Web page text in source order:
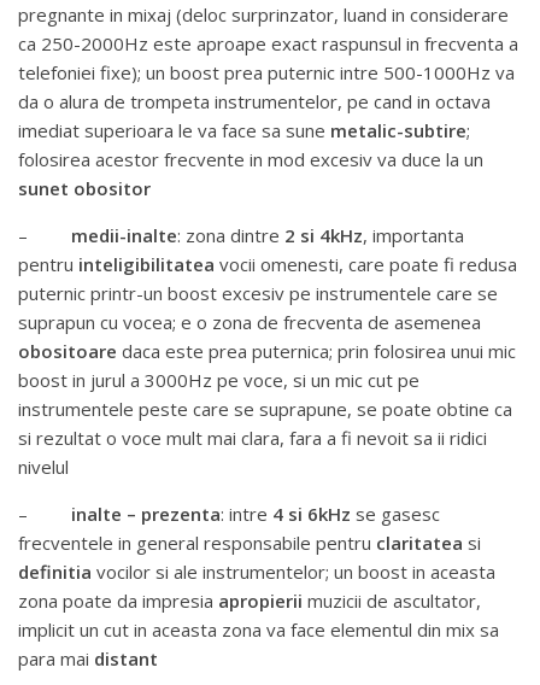
pregnante in mixaj (deloc surprinzator, luand in considerare
ca 250-2000Hz este aproape exact raspunsul in frecventa a
telefoniei fixe); un boost prea puternic intre 500-1000Hz va
da o alura de trompeta instrumentelor, pe cand in octava
imediat superioara le va face sa sune metalic-subtire;
folosirea acestor frecvente in mod excesiv va duce la un
sunet obositor
– medii-inalte: zona dintre 2 si 4kHz, importanta
pentru inteligibilitatea vocii omenesti, care poate fi redusa
puternic printr-un boost excesiv pe instrumentele care se
suprapun cu vocea; e o zona de frecventa de asemenea
obositoare daca este prea puternica; prin folosirea unui mic
boost in jurul a 3000Hz pe voce, si un mic cut pe
instrumentele peste care se suprapune, se poate obtine ca
si rezultat o voce mult mai clara, fara a fi nevoit sa ii ridici
nivelul
– inalte – prezenta: intre 4 si 6kHz se gasesc
frecventele in general responsabile pentru claritatea si
definitia vocilor si ale instrumentelor; un boost in aceasta
zona poate da impresia apropierii muzicii de ascultator,
implicit un cut in aceasta zona va face elementul din mix sa
para mai distant